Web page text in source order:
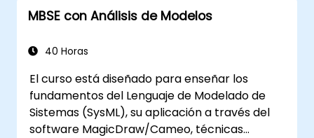
generar informes dentro del conjunto de
cómo funcionan las macros y scripts dentro
aplicarse.
MBSE con Análisis de Modelos
40 Horas
El curso está diseñado para enseñar los
fundamentos del Lenguaje de Modelado de
Sistemas (SysML), su aplicación a través del
software MagicDraw/Cameo, técnicas